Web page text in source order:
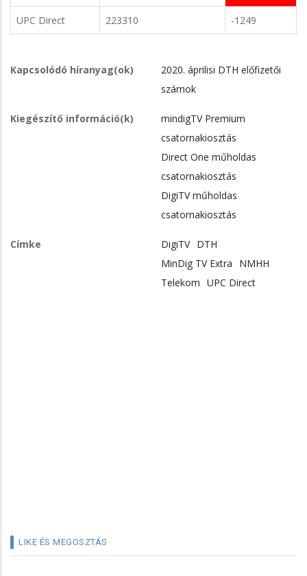
UPC Direct 223310 -1249
Kapcsolódó híranyag(ok)
2020. áprilisi DTH előfizetői
számok
Kiegészítő információ(k)
mindigTV Premium
csatornakiosztás
Direct One műholdas
csatornakiosztás
DigiTV műholdas
csatornakiosztás
Címke DigiTV DTH
MinDig TV Extra
NMHH
Telekom UPC Direct
LIKE ÉS MEGOSZTÁS